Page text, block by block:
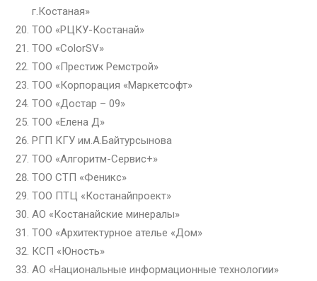
г.Костаная»
ТОО «РЦКУ-Костанай»
ТОО «ColorSV»
ТОО «Престиж Ремстрой»
ТОО «Корпорация «Маркетсофт»
ТОО «Достар – 09»
ТОО «Елена Д»
РГП КГУ им.А.Байтурсынова
ТОО «Алгоритм-Сервис+»
ТОО СТП «Феникс»
ТОО ПТЦ «Костанайпроект»
АО «Костанайские минералы»
ТОО «Архитектурное ателье «Дом»
КСП «Юность»
АО «Национальные информационные технологии»